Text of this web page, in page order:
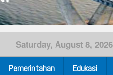
Saturday, August 8, 2026
Pemerintahan Edukasi